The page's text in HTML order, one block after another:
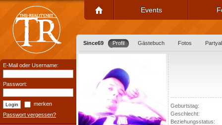
Events
Since69 Profil Gästebuch Fotos
Geburtstag:
Geschlecht:
Beziehungsstatus:
E-Mail oder Username:
Passwort:
merken
Passwort vergessen?